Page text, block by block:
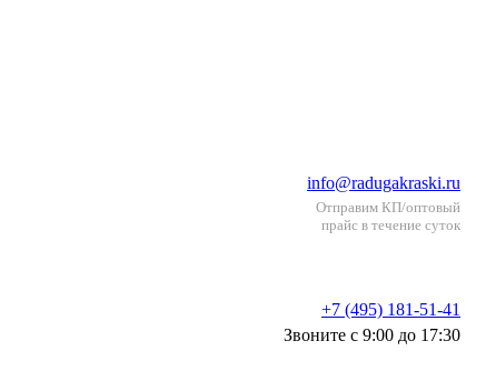
info@radugakraski.ru
Отправим КП/оптовый
прайс в течение суток
+7 (495) 181-51-41
Звоните с 9:00 до 17:30